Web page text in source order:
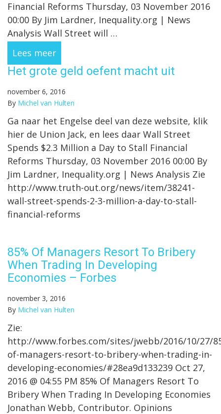
Financial Reforms Thursday, 03 November 2016
00:00 By Jim Lardner, Inequality.org | News
Analysis Wall Street will …
Lees meer
Het grote geld oefent macht uit
november 6, 2016
By Michel van Hulten
Ga naar het Engelse deel van deze website, klik
hier de Union Jack, en lees daar Wall Street
Spends $2.3 Million a Day to Stall Financial
Reforms Thursday, 03 November 2016 00:00 By
Jim Lardner, Inequality.org | News Analysis Zie
http://www.truth-out.org/news/item/38241-
wall-street-spends-2-3-million-a-day-to-stall-
financial-reforms
85% Of Managers Resort To Bribery
When Trading In Developing
Economies – Forbes
november 3, 2016
By Michel van Hulten
Zie:
http://www.forbes.com/sites/jwebb/2016/10/27/
of-managers-resort-to-bribery-when-trading-in-
developing-economies/#28ea9d133239 Oct 27,
2016 @ 04:55 PM 85% Of Managers Resort To
Bribery When Trading In Developing Economies
Jonathan Webb, Contributor. Opinions